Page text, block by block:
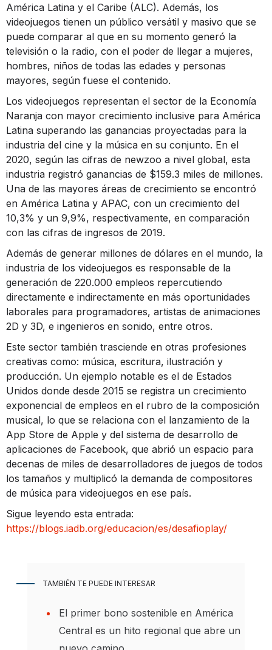
América Latina y el Caribe (ALC). Además, los
videojuegos tienen un público versátil y masivo que se
puede comparar al que en su momento generó la
televisión o la radio, con el poder de llegar a mujeres,
hombres, niños de todas las edades y personas
mayores, según fuese el contenido.
Los videojuegos representan el sector de la Economía
Naranja con mayor crecimiento inclusive para América
Latina superando las ganancias proyectadas para la
industria del cine y la música en su conjunto. En el
2020, según las cifras de newzoo a nivel global, esta
industria registró ganancias de $159.3 miles de millones.
Una de las mayores áreas de crecimiento se encontró
en América Latina y APAC, con un crecimiento del
10,3% y un 9,9%, respectivamente, en comparación
con las cifras de ingresos de 2019.
Además de generar millones de dólares en el mundo, la
industria de los videojuegos es responsable de la
generación de 220.000 empleos repercutiendo
directamente e indirectamente en más oportunidades
laborales para programadores, artistas de animaciones
2D y 3D, e ingenieros en sonido, entre otros.
Este sector también trasciende en otras profesiones
creativas como: música, escritura, ilustración y
producción. Un ejemplo notable es el de Estados
Unidos donde desde 2015 se registra un crecimiento
exponencial de empleos en el rubro de la composición
musical, lo que se relaciona con el lanzamiento de la
App Store de Apple y del sistema de desarrollo de
aplicaciones de Facebook, que abrió un espacio para
decenas de miles de desarrolladores de juegos de todos
los tamaños y multiplicó la demanda de compositores
de música para videojuegos en ese país.
Sigue leyendo esta entrada:
https://blogs.iadb.org/educacion/es/desafioplay/
TAMBIÉN TE PUEDE INTERESAR
El primer bono sostenible en América
Central es un hito regional que abre un